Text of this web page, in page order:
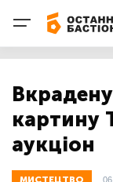
картину
аукціон
МИСТЕЦТВО